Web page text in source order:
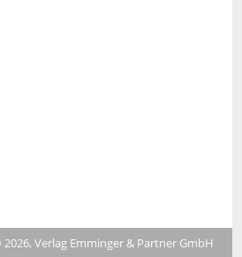
Verlag Emminger & Partner GmbH